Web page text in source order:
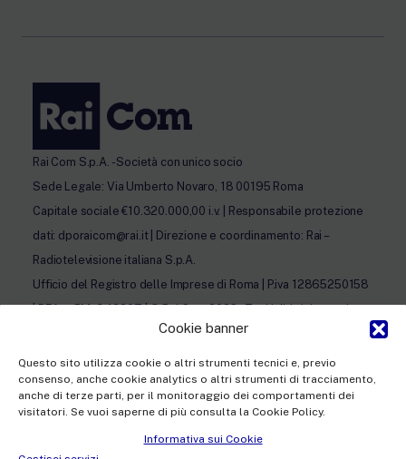
Cookie banner
Questo sito utilizza cookie o altri strumenti tecnici e, previo
consenso, anche cookie analytics o altri strumenti di tracciamento,
anche di terze parti, per il monitoraggio dei comportamenti dei
visitatori. Se vuoi saperne di più consulta la Cookie Policy.
Informativa sui Cookie
Rai Com S.p.A. - Società con unico socio
Sede Legale: Via Umberto Novaro, 18 00195 Roma
Capitale sociale €10.320.000,00 i.v. | Responsabile protezione
dati: dporaicom@rai.it | Direzione e coordinamento: Rai –
Radiotelevisione italiana S.p.A.
Ufficio del Registro delle Imprese di Roma | P.iva 12865250158
| REA n. RM- 949207 | © Rai Com 2026 - Tutti i diritti riservati
Facebook Twitter Instagram Linkedin
Privacy Policy